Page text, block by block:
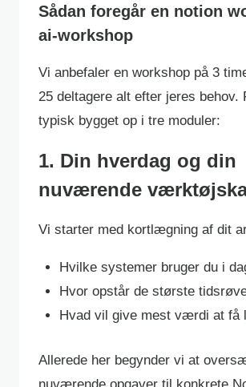
Sådan foregår en notion
ai-workshop
Vi anbefaler en workshop på 3
25 deltagere alt efter jeres behov.
typisk bygget op i tre moduler:
1. Din hverdag og din
nuværende
Vi starter med kortlægning af dit
Hvilke systemer bruger du i
Hvor opstår de største
Hvad vil give mest værdi at få
Allerede her begynder vi at
nuværende opgaver til konkrete